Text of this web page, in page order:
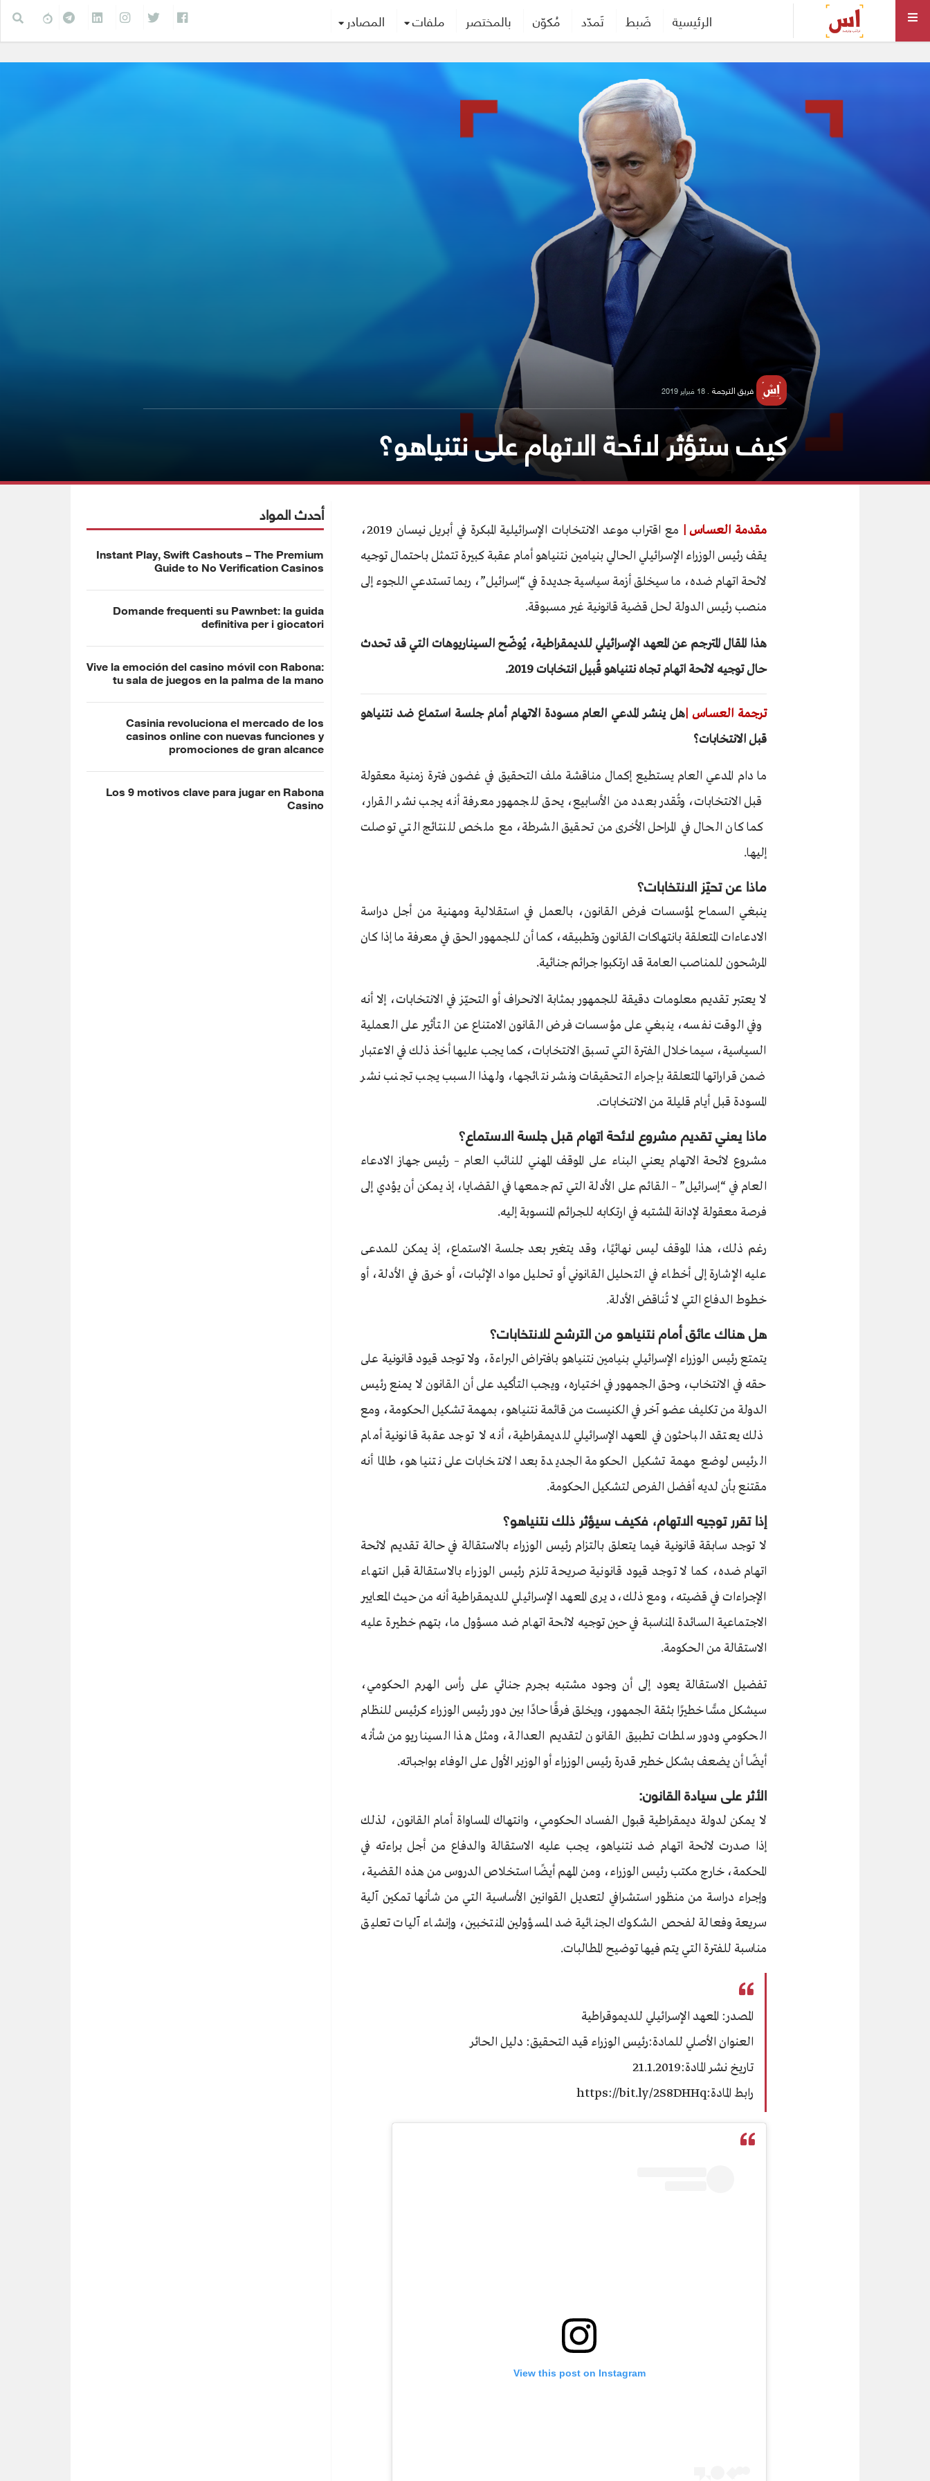
الرئيسية ضَبط تَمدّد مُكوّن بالمختصر ملفات المصادر
فريق الترجمة . 18 فبراير 2019
كيف ستؤثر لائحة الاتهام على نتنياهو؟
مقدمة العساس |
مع اقتراب موعد الانتخابات الإسرائيلية المبكرة في أبريل نيسان 2019،
يقف رئيس الوزراء الإسرائيلي الحالي بنيامين نتنياهو أمام عقبة كبيرة تتمثل باحتمال توجيه
لائحة اتهام ضده، ما سيخلق أزمة سياسية جديدة في “إسرائيل”، ربما تستدعي اللجوء إلى
منصب رئيس الدولة لحل قضية قانونية غير مسبوقة.
هذا المقال المترجم عن المعهد الإسرائيلي للديمقراطية، يُوضّح السيناريوهات التي قد تحدث
حال توجيه لائحة اتهام تجاه نتنياهو قُبيل انتخابات 2019.
ترجمة العساس | هل ينشر المدعي العام مسودة الاتهام أمام جلسة استماع ضد نتنياهو
قبل الانتخابات؟
ما دام المدعي العام يستطيع إكمال مناقشة ملف التحقيق في غضون فترة زمنية معقولة
قبل الانتخابات، وتُقدر بعدد من الأسابيع، يحق للجمهور معرفة أنه يجب نشر القرار،
كما كان الحال في المراحل الأخرى من تحقيق الشرطة، مع ملخص للنتائج التي توصلت
إليها.
ماذا عن تحيّز الانتخابات؟
ينبغي السماح لمؤسسات فرض القانون، بالعمل في استقلالية ومهنية من أجل دراسة
الادعاءات المتعلقة بانتهاكات القانون وتطبيقه، كما أن للجمهور الحق في معرفة ما إذا كان
المرشحون للمناصب العامة قد ارتكبوا جرائم جنائية.
لا يعتبر تقديم معلومات دقيقة للجمهور بمثابة الانحراف أو التحيّز في الانتخابات، إلا أنه
وفي الوقت نفسه، ينبغي على مؤسسات فرض القانون الامتناع عن التأثير على العملية
السياسية، سيما خلال الفترة التي تسبق الانتخابات، كما يجب عليها أخذ ذلك في الاعتبار
ضمن قراراتها المتعلقة بإجراء التحقيقات ونشر نتائجها، ولهذا السبب يجب تجنب نشر
المسودة قبل أيام قليلة من الانتخابات.
ماذا يعني تقديم مشروع لائحة اتهام قبل جلسة الاستماع؟
مشروع لائحة الاتهام يعني البناء على الموقف المهني للنائب العام – رئيس جهاز الادعاء
العام في “إسرائيل” – القائم على الأدلة التي تم جمعها في القضايا، إذ يمكن أن يؤدي إلى
فرصة معقولة لإدانة المشتبه في ارتكابه للجرائم المنسوبة إليه.
رغم ذلك، هذا الموقف ليس نهائيًا، وقد يتغير بعد جلسة الاستماع، إذ يمكن للمدعى
عليه الإشارة إلى أخطاء في التحليل القانوني أو تحليل مواد الإثبات، أو خرق في الأدلة، أو
خطوط الدفاع التي لا تُناقض الأدلة.
هل هناك عائق أمام نتنياهو من الترشح للانتخابات؟
يتمتع رئيس الوزراء الإسرائيلي بنيامين نتنياهو بافتراض البراءة، ولا توجد قيود قانونية على
حقه في الانتخاب، وحق الجمهور في اختياره، ويجب التأكيد على أن القانون لا يمنع رئيس
الدولة من تكليف عضو آخر في الكنيست من قائمة نتنياهو، بمهمة تشكيل الحكومة، ومع
ذلك يعتقد الباحثون في المعهد الإسرائيلي للديمقراطية، أنه لا توجد عقبة قانونية أمام
الرئيس لوضع مهمة تشكيل الحكومة الجديدة بعد الانتخابات على نتنياهو، طالما أنه
مقتنع بأن لديه أفضل الفرص لتشكيل الحكومة.
إذا تقرر توجيه الاتهام، فكيف سيؤثر ذلك نتنياهو؟
لا توجد سابقة قانونية فيما يتعلق بالتزام رئيس الوزراء بالاستقالة في حالة تقديم لائحة
اتهام ضده، كما لا توجد قيود قانونية صريحة تلزم رئيس الوزراء بالاستقالة قبل انتهاء
الإجراءات في قضيته، ومع ذلك،د يرى المعهد الإسرائيلي للديمقراطية أنه من حيث المعايير
الاجتماعية السائدة المناسبة في حين توجيه لائحة اتهام ضد مسؤول ما، بتهم خطيرة عليه
الاستقالة من الحكومة.
تفضيل الاستقالة يعود إلى أن وجود مشتبه بجرم جنائي على رأس الهرم الحكومي،
سيشكل مسًّا خطيرًا بثقة الجمهور، ويخلق فرقًا حادًا بين دور رئيس الوزراء كرئيس للنظام
الحكومي ودور سلطات تطبيق القانون لتقديم العدالة، ومثل هذا السيناريو من شأنه
أيضًا أن يضعف بشكل خطير قدرة رئيس الوزراء أو الوزير الأول على الوفاء بواجباته.
الأثر على سيادة القانون:
لا يمكن لدولة ديمقراطية قبول الفساد الحكومي، وانتهاك المساواة أمام القانون، لذلك
إذا صدرت لائحة اتهام ضد نتنياهو، يجب عليه الاستقالة والدفاع من أجل براءته في
المحكمة، خارج مكتب رئيس الوزراء، ومن المهم أيضًا استخلاص الدروس من هذه القضية،
وإجراء دراسة من منظور استشرافي لتعديل القوانين الأساسية التي من شأنها تمكين آلية
سريعة وفعالة لفحص الشكوك الجنائية ضد المسؤولين المنتخبين، وإنشاء آليات تعليق
مناسبة للفترة التي يتم فيها توضيح المطالبات.
المصدر: المعهد الإسرائيلي للديموقراطية
العنوان الأصلي للمادة:رئيس الوزراء قيد التحقيق: دليل الحائر
تاريخ نشر المادة:21.1.2019
رابط المادة:https://bit.ly/2S8DHHq
View this post on Instagram
أحدث المواد
Instant Play, Swift Cashouts – The Premium
Guide to No Verification Casinos
Domande frequenti su Pawnbet: la guida
definitiva per i giocatori
Vive la emoción del casino móvil con Rabona:
tu sala de juegos en la palma de la mano
Casinia revoluciona el mercado de los
casinos online con nuevas funciones y
promociones de gran alcance
Los 9 motivos clave para jugar en Rabona
Casino